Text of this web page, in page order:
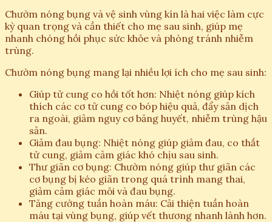
Chườm nóng bụng và vệ sinh vùng kín là hai việc làm cực
kỳ quan trọng và cần thiết cho mẹ sau sinh, giúp mẹ
nhanh chóng hồi phục sức khỏe và phòng tránh nhiễm
trùng.
Chườm nóng bụng mang lại nhiều lợi ích cho mẹ sau sinh:
Giúp tử cung co hồi tốt hơn: Nhiệt nóng giúp kích
thích các cơ tử cung co bóp hiệu quả, đẩy sản dịch
ra ngoài, giảm nguy cơ băng huyết, nhiễm trùng hậu
sản.
Giảm đau bụng: Nhiệt nóng giúp giảm đau, co thắt
tử cung, giảm cảm giác khó chịu sau sinh.
Thư giãn cơ bụng: Chườm nóng giúp thư giãn các
cơ bụng bị kéo giãn trong quá trình mang thai,
giảm cảm giác mỏi và đau bụng.
Tăng cường tuần hoàn máu: Cải thiện tuần hoàn
máu tại vùng bụng, giúp vết thương nhanh lành hơn.